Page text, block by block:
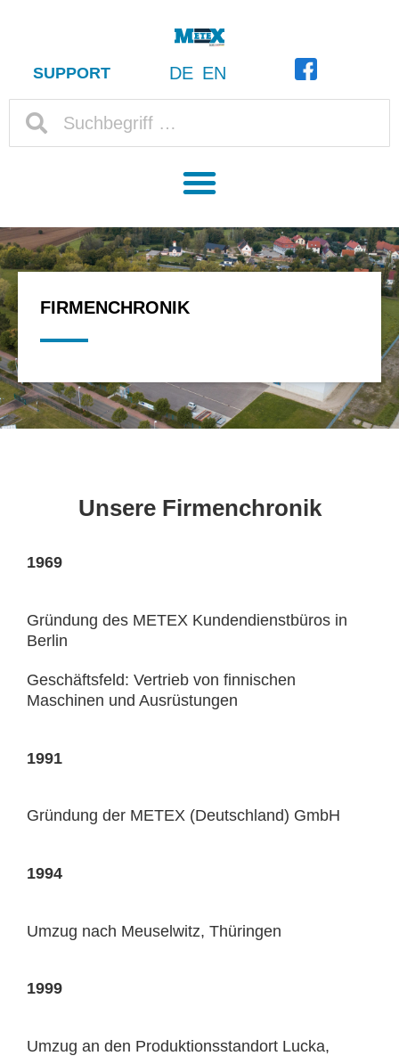
SUPPORT DE EN
FIRMENCHRONIK
Unsere Firmenchronik
1969
Gründung des METEX Kundendienstbüros in
Berlin
Geschäftsfeld: Vertrieb von finnischen
Maschinen und Ausrüstungen
1991
Gründung der METEX (Deutschland) GmbH
1994
Umzug nach Meuselwitz, Thüringen
1999
Umzug an den Produktionsstandort Lucka,